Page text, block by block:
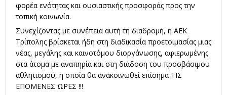
φορέα ενότητας και ουσιαστικής προσφοράς προς την
τοπική κοινωνία.
Συνεχίζοντας με συνέπεια αυτή τη διαδρομή, η ΑΕΚ
Τρίπολης βρίσκεται ήδη στη διαδικασία προετοιμασίας μιας
νέας, μεγάλης και καινοτόμου διοργάνωσης, αφιερωμένης
στα άτομα με αναπηρία και στη διάδοση του προσβάσιμου
αθλητισμού, η οποία θα ανακοινωθεί επίσημα ΤΙΣ
ΕΠΟΜΕΝΕΣ ΩΡΕΣ !!!